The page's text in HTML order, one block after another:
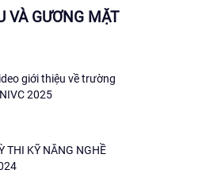
VÀ GƯƠNG MẶT
giới thiệu về trường
2025
THI KỸ NĂNG NGHỀ